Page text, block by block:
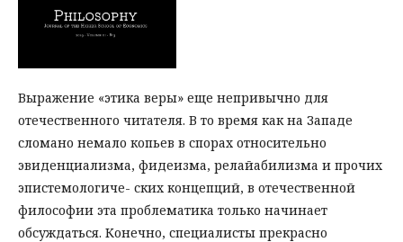
Выражение «этика веры» еще непривычно для
отечественного читателя. В то время как на Западе
сломано немало копьев в спорах относительно
эвиденциализма, фидеизма, релайабилизма и прочих
эпистемологиче- ских концепций, в отечественной
философии эта проблематика только начинает
обсуждаться. Конечно, специалисты прекрасно